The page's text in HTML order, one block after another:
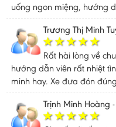
uống ngon miệng, hướng
Trương Thị Minh
Rất hài lòng về
hướng dẫn viên rất nhiệt
minh hay. Xe đưa đón
Trịnh Minh Hoàng -